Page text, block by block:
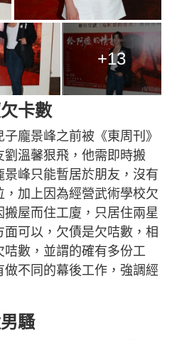
+13
卡數
龐景峰之前被《東周刊》
溫馨狠飛，他需即時搬
峰只能暫居於朋友，沒有
加上因為經營武術學校欠
屋而住工廈，只居住兩星
可以，欠債是欠咭數，相
數，並謂的確有多份工
不同的幕後工作，強調經
騷